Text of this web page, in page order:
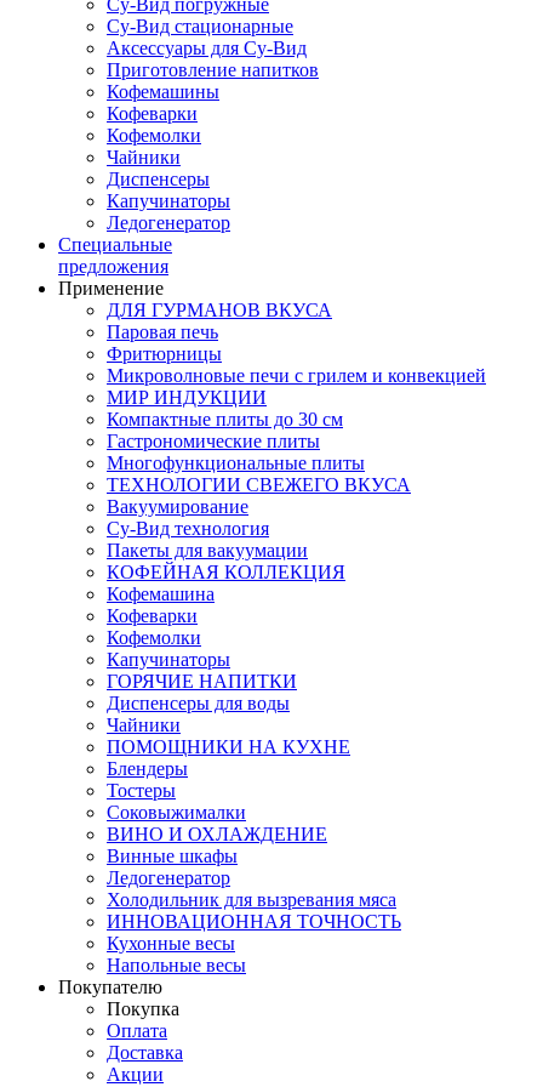
Су-Вид погружные
Су-Вид стационарные
Аксессуары для Су-Вид
Приготовление напитков
Кофемашины
Кофеварки
Кофемолки
Чайники
Диспенсеры
Капучинаторы
Ледогенератор
Специальные
предложения
Применение
ДЛЯ ГУРМАНОВ ВКУСА
Паровая печь
Фритюрницы
Микроволновые печи с грилем и конвекцией
МИР ИНДУКЦИИ
Компактные плиты до 30 см
Гастрономические плиты
Многофункциональные плиты
ТЕХНОЛОГИИ СВЕЖЕГО ВКУСА
Вакуумирование
Су-Вид технология
Пакеты для вакуумации
КОФЕЙНАЯ КОЛЛЕКЦИЯ
Кофемашина
Кофеварки
Кофемолки
Капучинаторы
ГОРЯЧИЕ НАПИТКИ
Диспенсеры для воды
Чайники
ПОМОЩНИКИ НА КУХНЕ
Блендеры
Тостеры
Соковыжималки
ВИНО И ОХЛАЖДЕНИЕ
Винные шкафы
Ледогенератор
Холодильник для вызревания мяса
ИННОВАЦИОННАЯ ТОЧНОСТЬ
Кухонные весы
Напольные весы
Покупателю
Покупка
Оплата
Доставка
Акции